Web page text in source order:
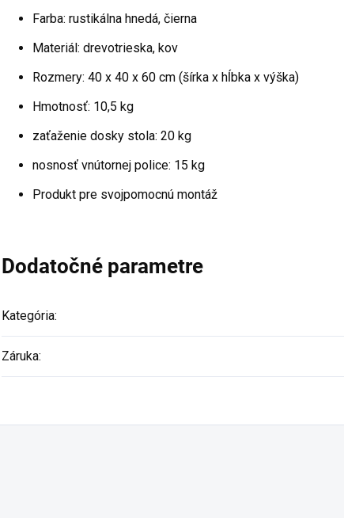
Farba: rustikálna hnedá, čierna
Materiál: drevotrieska, kov
Rozmery: 40 x 40 x 60 cm (šírka x hĺbka x výška)
Hmotnosť: 10,5 kg
zaťaženie dosky stola: 20 kg
nosnosť vnútornej police: 15 kg
Produkt pre svojpomocnú montáž
Dodatočné parametre
Kategória:
Záruka: